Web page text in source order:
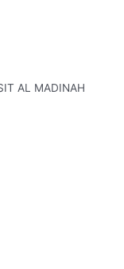
AL MADINAH